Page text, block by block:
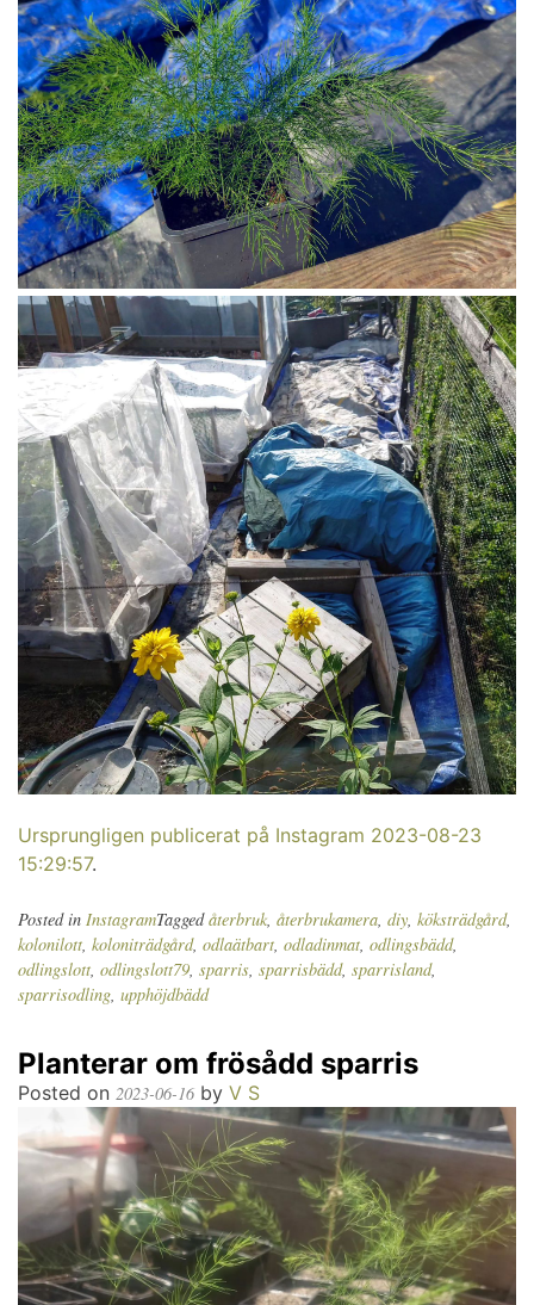
Ursprungligen publicerat på Instagram 2023-08-23
15:29:57.
Posted in InstagramTaggedåterbruk, återbrukamera, diy, köksträdgård,
kolonilott, koloniträdgård, odlaätbart, odladinmat, odlingsbädd,
odlingslott, odlingslott79, sparris, sparrisbädd, sparrisland,
sparrisodling, upphöjdbädd
Planterar om frösådd sparris
Posted on 2023-06-16 by V S